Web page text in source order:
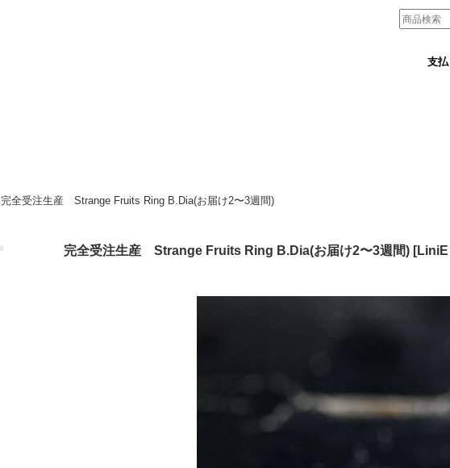
支払
完全受注生産 Strange Fruits Ring B.Dia(お届け2〜3週間)
完全受注生産 Strange Fruits Ring B.Dia(お届け2〜3週間) [LiniE